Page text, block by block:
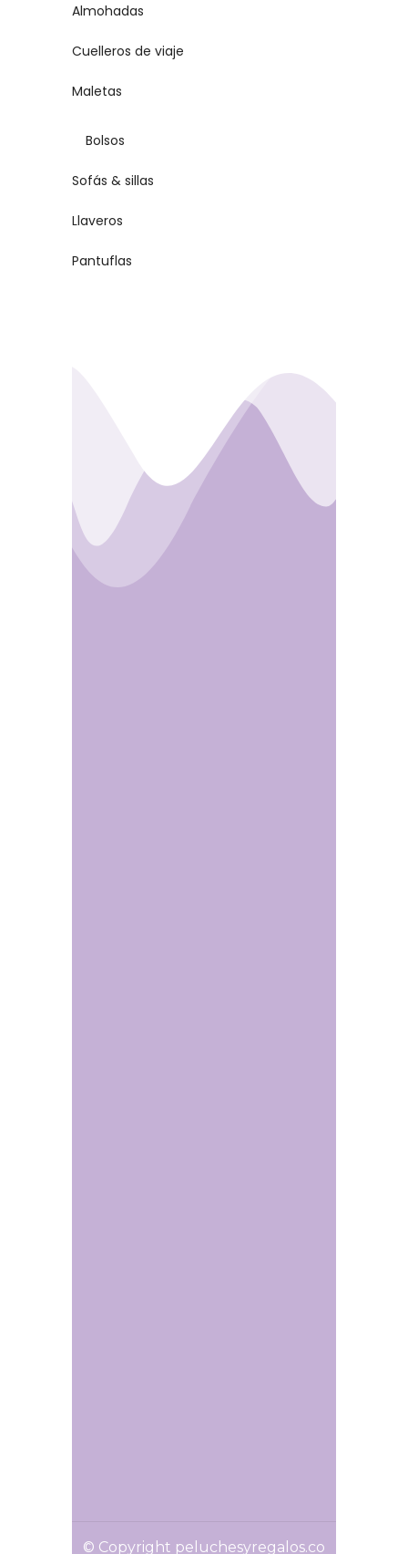
Almohadas
Cuelleros de viaje
Maletas
Bolsos
Sofás & sillas
Llaveros
Pantuflas
© Copyright peluchesyregalos.co